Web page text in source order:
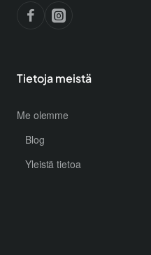
Tietoja meistä
Me olemme
Blog
Yleistä tietoa